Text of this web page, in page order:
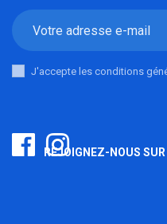
J'accepte les conditions
REJOIGNEZ-NOUS